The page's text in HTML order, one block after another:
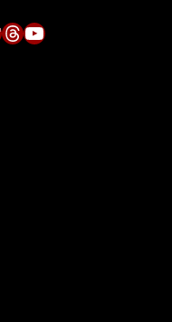
Threads YouTube